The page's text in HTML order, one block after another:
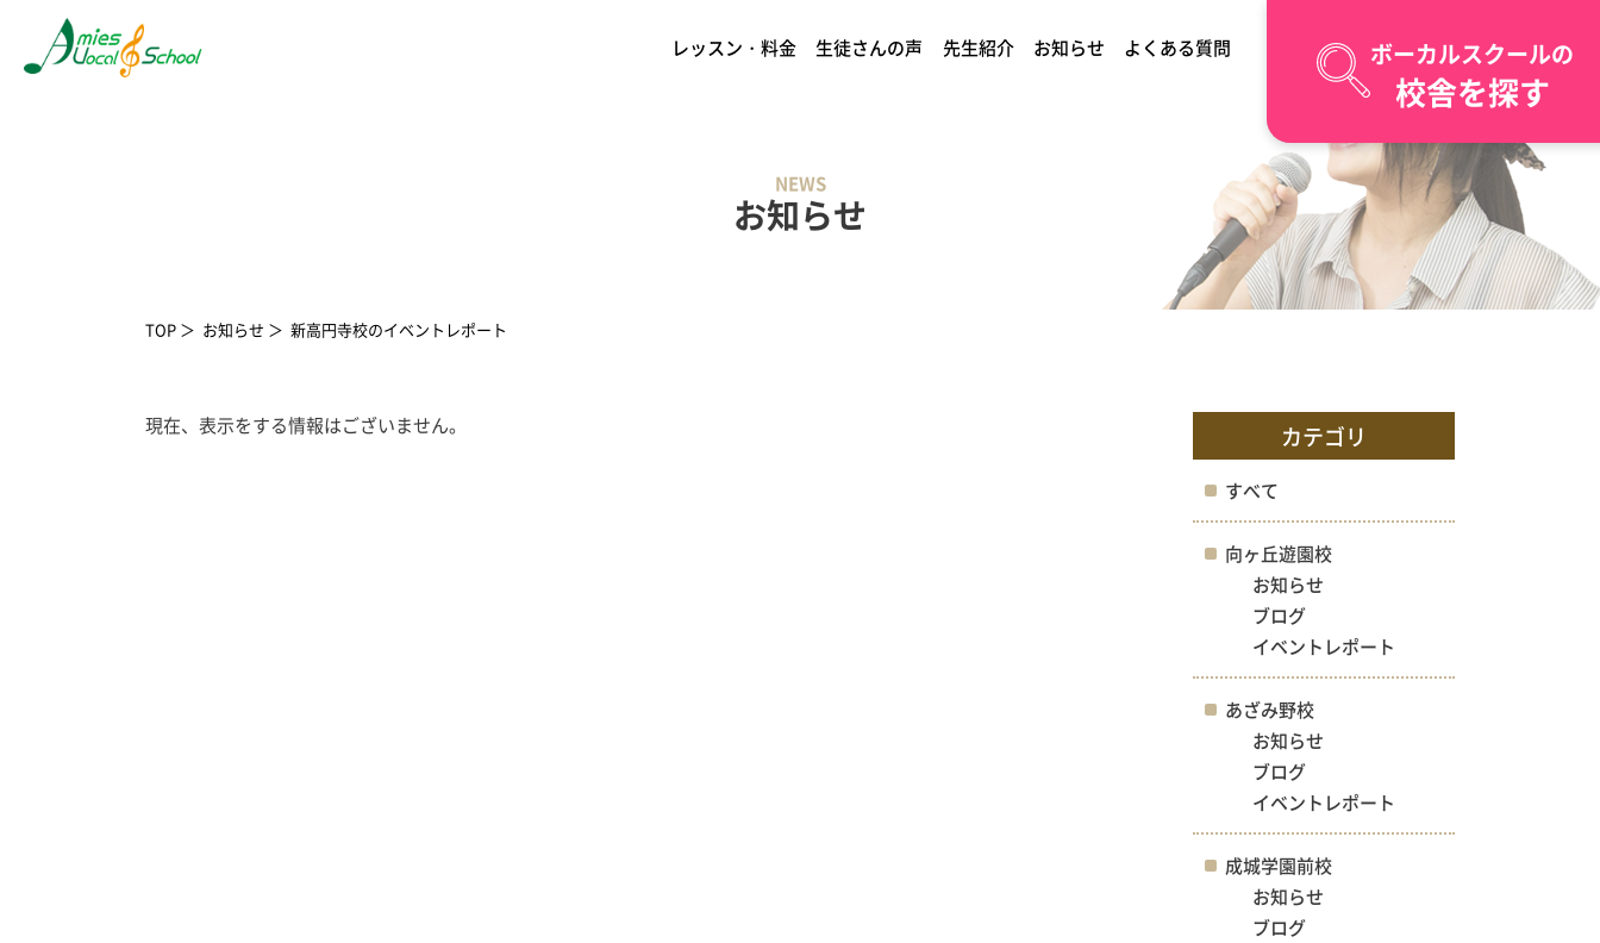
レッスン・料金 生徒さんの声 先生紹介 お知らせ よくある質問 ボーカルスクールの
校舎を探す
NEWS
お知らせ
TOP お知らせ 新高円寺校のイベントレポート
現在、表示をする情報はございません。 カテゴリ
すべて
向ヶ丘遊園校
お知らせ
ブログ
イベントレポート
あざみ野校
お知らせ
ブログ
イベントレポート
成城学園前校
お知らせ
ブログ